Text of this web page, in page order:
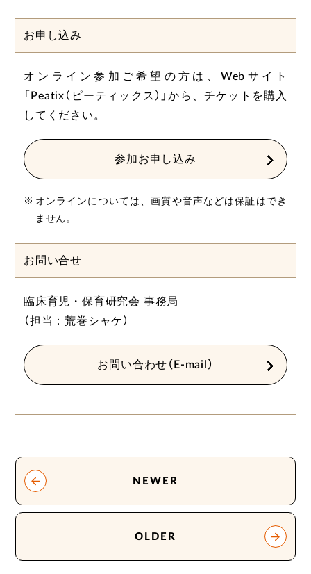
お申し込み
オンライン参加ご希望の方は、Webサイト
「Peatix（ピーティックス）」から、チケットを購入
してください。
参加お申し込み
オンラインについては、画質や音声などは保証はでき
ません。
お問い合せ
臨床育児・保育研究会 事務局
（担当：荒巻シャケ）
お問い合わせ（E-mail）
NEWER
OLDER